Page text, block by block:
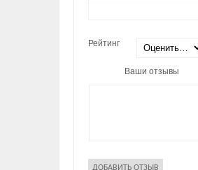
Рейтинг
Ваши отзывы